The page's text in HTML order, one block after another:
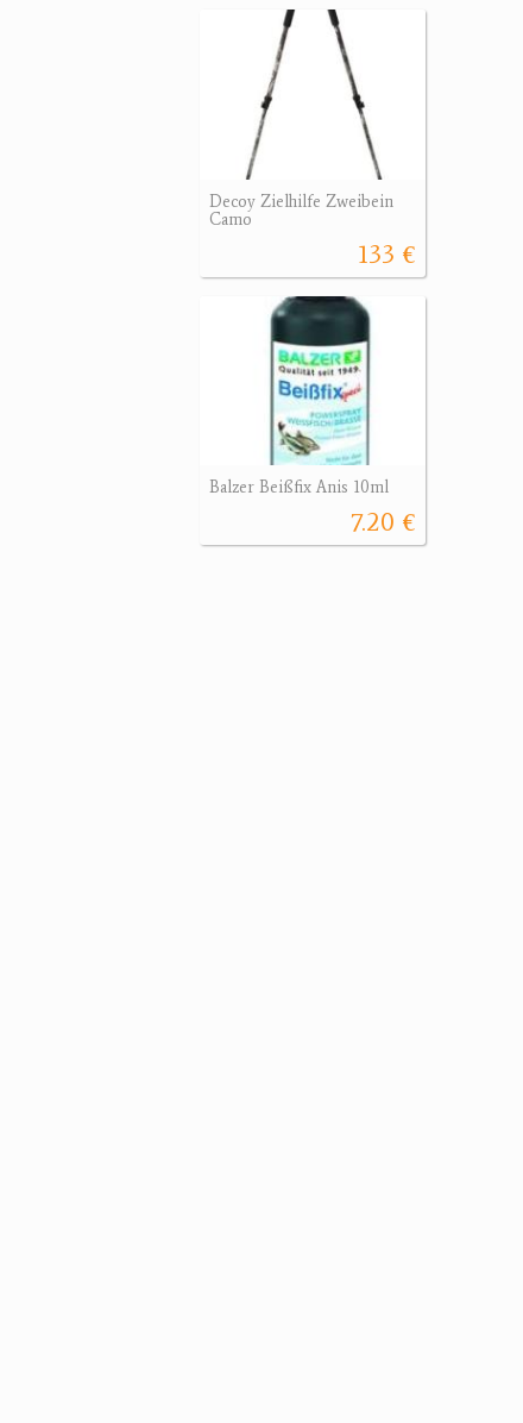
Decoy Zielhilfe Zweibein
Camo
133 €
Balzer Beißfix Anis 10ml
7.20 €